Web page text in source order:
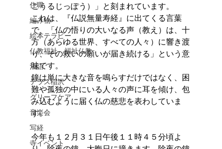
住職
編み物
絵本テラピー
仏教福祉 福祉仏教
法語
テラス稲沢
グリーフケア
音楽会
写経
寺イベント
こうるじっぽう）」と刻まれています。
これは、『仏説無量寿経』に出てくる言葉
で、「仏の悟りの大いなる声（教え）は、十
方（あらゆる世界、すべての人々）に響き渡
り、その救いの願いが届き続ける」という意
味です。
鐘は単に大きな音を鳴らすだけではなく、困
難や孤独の中にいる人々の声に耳を傾け、包
み込むように届く仏の慈悲を表わしていま
す。
今年も１２月３１日午後１１時４５分頃よ